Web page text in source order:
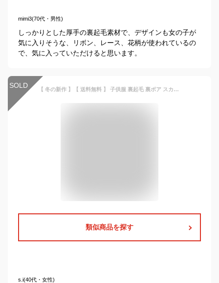
mimi3(70代・男性)
しっかりとした厚手の裏起毛素材で、デザインも女の子が
気に入りそうな、リボン、レース、花柄が使われているの
で、気に入っていただけると思います。
SOLD 【 冬の新作 】【 送料無料 】 子供服 裏起毛 裏ボア スカート付き レギンス スカッツ ボトムス 女の子 カジュアル ナチュラル 子供 子ども 秋服 冬服 100 110 120 130 140 cm【3.0cm】 631619 okidoki
類似商品を探す
s.i(40代・女性)